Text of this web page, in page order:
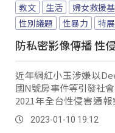
教文 生活 婦女救援
性別議題
性暴力 特展
防私密影像傳播 性
近年網紅小玉涉嫌以
國N號房事件等引發社
2021年全台性侵害通
性，性暴力是基於性別
各個公私領域、實體與
2023-01-10 19:12